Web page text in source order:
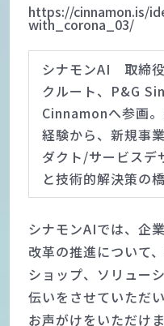
https://cinnamon.is/
with_corona_03/
シナモンAI 取締
クルート、P&G
Cinnamonへ参画
経験から、新規事
ダクト/サービスデ
と技術的解決策の
シナモンAIでは、企
改革の推進について
ショップ、ソリュー
伝いをさせていただ
お声がけをいただけ